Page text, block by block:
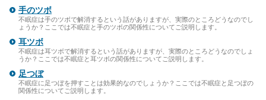
手のツボ
不眠症は手のツボで解消するという話がありますが、実際のところどうなのでし
ょうか？ここでは不眠症と手のツボの関係性についてご説明します。
耳ツボ
不眠症は耳ツボで解消するという話がありますが、実際のところどうなのでしょ
うか？ここでは不眠症と耳ツボの関係性についてご説明します。
足つぼ
不眠症に足つぼを押すことは効果的なのでしょうか？ここでは不眠症と足つぼの
関係性についてご説明します。